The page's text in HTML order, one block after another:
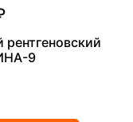
9
5